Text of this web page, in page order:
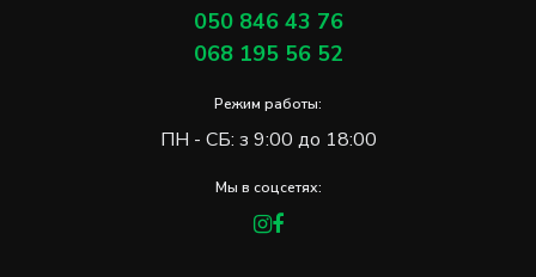
050 846 43 76
068 195 56 52
Режим работы:
ПН - СБ: з 9:00 до 18:00
Мы в соцсетях: